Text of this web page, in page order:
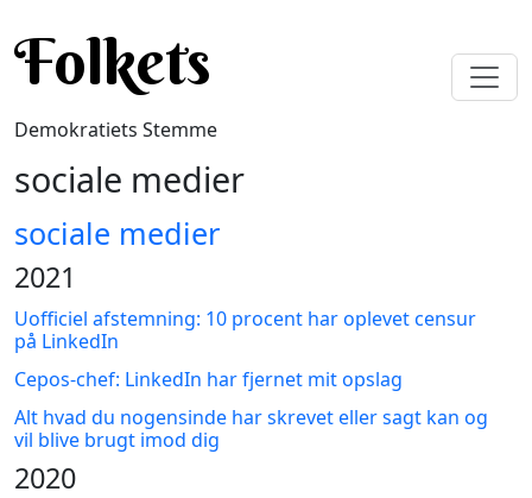
Folkets
Demokratiets Stemme
sociale medier
sociale medier
2021
Uofficiel afstemning: 10 procent har oplevet censur
på LinkedIn
Cepos-chef: LinkedIn har fjernet mit opslag
Alt hvad du nogensinde har skrevet eller sagt kan og
vil blive brugt imod dig
2020